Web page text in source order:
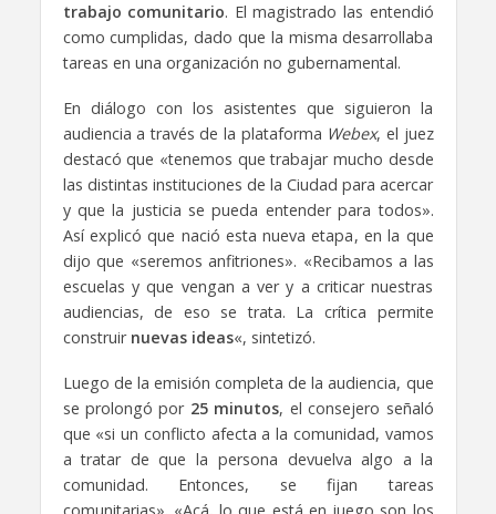
trabajo comunitario. El magistrado las entendió
como cumplidas, dado que la misma desarrollaba
tareas en una organización no gubernamental.
En diálogo con los asistentes que siguieron la
audiencia a través de la plataforma Webex, el juez
destacó que «tenemos que trabajar mucho desde
las distintas instituciones de la Ciudad para acercar
y que la justicia se pueda entender para todos».
Así explicó que nació esta nueva etapa, en la que
dijo que «seremos anfitriones». «Recibamos a las
escuelas y que vengan a ver y a criticar nuestras
audiencias, de eso se trata. La crítica permite
construir nuevas ideas«, sintetizó.
Luego de la emisión completa de la audiencia, que
se prolongó por 25 minutos, el consejero señaló
que «si un conflicto afecta a la comunidad, vamos
a tratar de que la persona devuelva algo a la
comunidad. Entonces, se fijan tareas